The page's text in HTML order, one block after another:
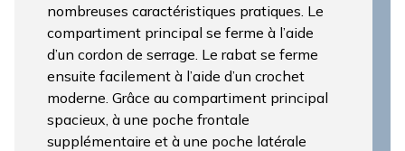
nombreuses caractéristiques pratiques. Le
compartiment principal se ferme à l’aide
d’un cordon de serrage. Le rabat se ferme
ensuite facilement à l’aide d’un crochet
moderne. Grâce au compartiment principal
spacieux, à une poche frontale
supplémentaire et à une poche latérale